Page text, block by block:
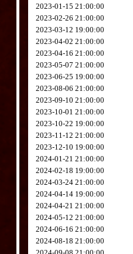
2023-01-15 21:00:00
2023-02-26 21:00:00
2023-03-12 19:00:00
2023-04-02 21:00:00
2023-04-16 21:00:00
2023-05-07 21:00:00
2023-06-25 19:00:00
2023-08-06 21:00:00
2023-09-10 21:00:00
2023-10-01 21:00:00
2023-10-22 19:00:00
2023-11-12 21:00:00
2023-12-10 19:00:00
2024-01-21 21:00:00
2024-02-18 19:00:00
2024-03-24 21:00:00
2024-04-14 19:00:00
2024-04-21 21:00:00
2024-05-12 21:00:00
2024-06-16 21:00:00
2024-08-18 21:00:00